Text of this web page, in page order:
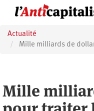
principal
Actualité
Mille milliards de
Mille